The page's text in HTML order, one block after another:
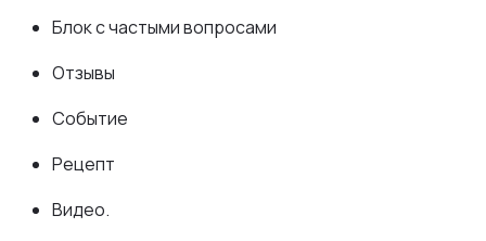
Блок с частыми вопросами
Отзывы
Событие
Рецепт
Видео.